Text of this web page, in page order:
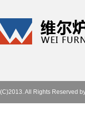
(C)2013. All Rights Reserved